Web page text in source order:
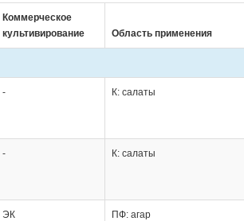
Коммерческое
культивирование
Область применения
- К: салаты
- К: салаты
ЭК ПФ: агар